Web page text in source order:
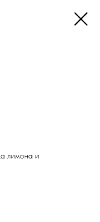
лимона и